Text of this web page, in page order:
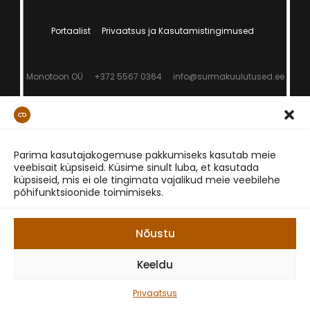
Parima kasutajakogemuse pakkumiseks kasutab meie
veebisait küpsiseid. Küsime sinult luba, et kasutada
küpsiseid, mis ei ole tingimata vajalikud meie veebilehe
põhifunktsioonide toimimiseks.
Nõustu
Keeldu
Privaatsus
Portaalist Privaatsus ja Kasutamistingimused
Monotoon OÜ +372 5567 0364 info@surmakuulutused.ee